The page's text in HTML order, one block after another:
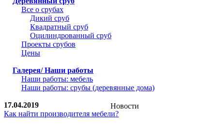
Все о срубах
Дикий сруб
Квадратный сруб
Оцилиндрованный сруб
Проекты срубов
Цены
Галерея/ Наши работы
Наши работы: мебель
Наши работы: срубы (деревянные дома)
Новости
17.04.2019
Как найти производителя мебели?